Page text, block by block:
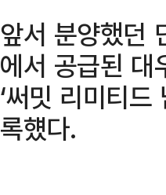
앞서 분양했던
에서 공급된 대
‘써밋 리미티
록헀다.